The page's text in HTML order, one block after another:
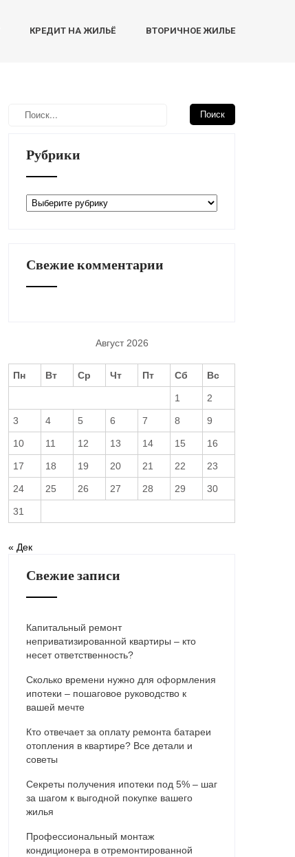
КРЕДИТ НА ЖИЛЬЁ ВТОРИЧНОЕ ЖИЛЬЕ
Рубрики
Рубрики
Свежие комментарии
Август 2026
Пн Вт Ср Чт Пт Сб Вс
1 2
3 4 5 6 7 8 9
10 11 12 13 14 15 16
17 18 19 20 21 22 23
24 25 26 27 28 29 30
31
« Дек
Свежие записи
Капитальный ремонт
неприватизированной квартиры – кто
несет ответственность?
Сколько времени нужно для оформления
ипотеки – пошаговое руководство к
вашей мечте
Кто отвечает за оплату ремонта батареи
отопления в квартире? Все детали и
советы
Секреты получения ипотеки под 5% – шаг
за шагом к выгодной покупке вашего
жилья
Профессиональный монтаж
кондиционера в отремонтированной